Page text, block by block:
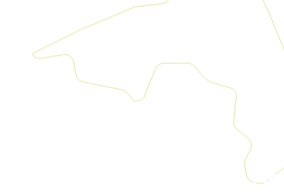
Trophy Experience am ÖFB